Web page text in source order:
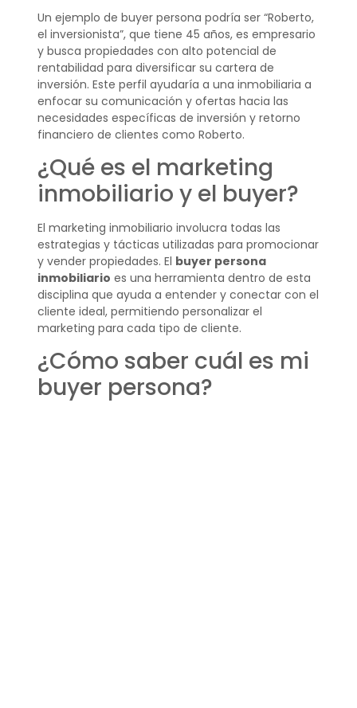
Un ejemplo de buyer persona podría ser “Roberto,
el inversionista”, que tiene 45 años, es empresario
y busca propiedades con alto potencial de
rentabilidad para diversificar su cartera de
inversión. Este perfil ayudaría a una inmobiliaria a
enfocar su comunicación y ofertas hacia las
necesidades específicas de inversión y retorno
financiero de clientes como Roberto.
¿Qué es el marketing
inmobiliario y el buyer?
El marketing inmobiliario involucra todas las
estrategias y tácticas utilizadas para promocionar
y vender propiedades. El buyer persona
inmobiliario es una herramienta dentro de esta
disciplina que ayuda a entender y conectar con el
cliente ideal, permitiendo personalizar el
marketing para cada tipo de cliente.
¿Cómo saber cuál es mi
buyer persona?